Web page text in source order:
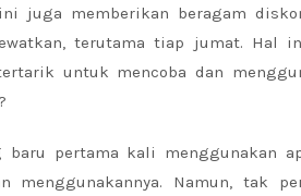
juga memberikan beragam
terutama tiap jumat. Hal
untuk mencoba dan
baru pertama kali menggunakan
menggunakannya. Namun, tak